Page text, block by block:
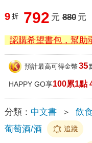
9 折 792 元 880 元
認購希望書包，幫助
預計最高可得金幣 35
HAPPY GO享100累1點
分類： 中文書 ＞ 飲
葡萄酒/酒
追蹤